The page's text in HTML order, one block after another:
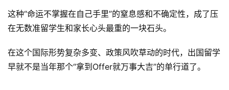
这种“命运不掌握在自己手里”的窒息感和不确定性，成了压
在无数准留学生和家长心头最重的一块石头。
在这个国际形势复杂多变、政策风吹草动的时代，出国留学
早就不是当年那个“拿到Offer就万事大吉”的单行道了。